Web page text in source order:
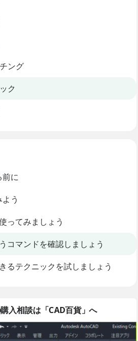
ング
ク
前に
う
ってみましょう
マンドを確認しましょう
テクニックを試しましょう
入相談は「CAD百貨」へ